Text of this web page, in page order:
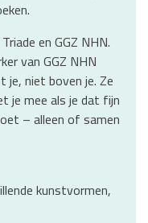
en GGZ NHN.
van GGZ NHN
je, niet boven je. Ze
je mee als je dat fijn
– alleen of samen
kunstvormen,